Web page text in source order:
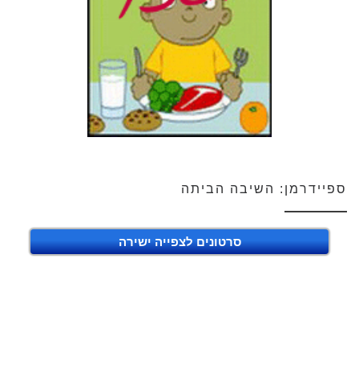
ספיידרמן: השיבה הביתה
סרטונים לצפייה ישירה